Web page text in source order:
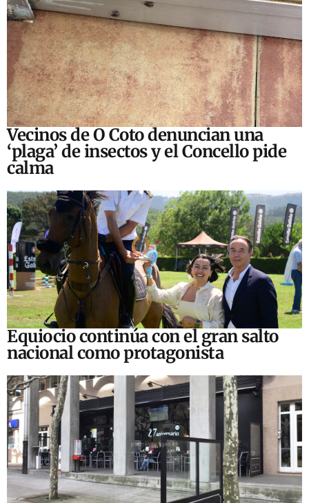
Vecinos de O Coto denuncian una
‘plaga’ de insectos y el Concello pide
calma
Equiocio continúa con el gran salto
nacional como protagonista